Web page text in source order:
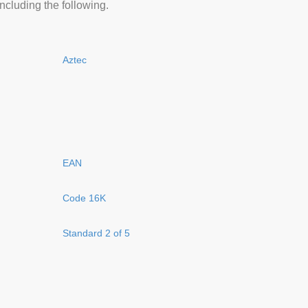
the following.
Aztec
EAN
Code 16K
Standard 2 of 5